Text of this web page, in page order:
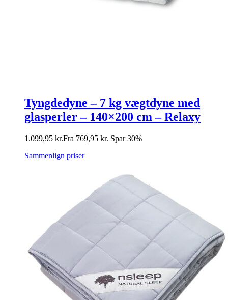
Tyngdedyne – 7 kg vægtdyne med
glasperler – 140×200 cm – Relaxy
1.099,95kr.Fra 769,95 kr. Spar 30%
Sammenlign priser